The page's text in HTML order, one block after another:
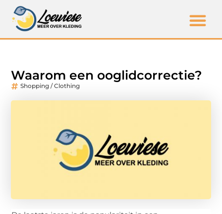
Waarom een ooglidcorrectie?
Shopping / Clothing